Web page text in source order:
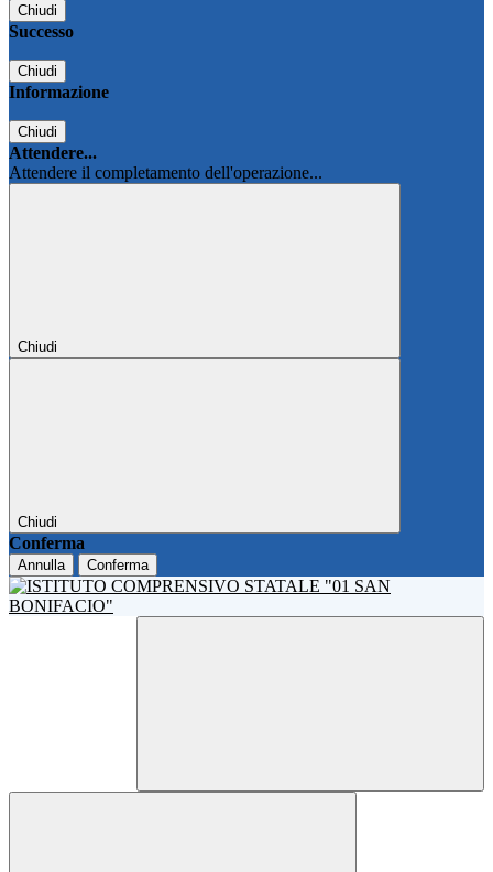
Chiudi
Successo
Chiudi
Informazione
Chiudi
Attendere...
Attendere il completamento dell'operazione...
Chiudi
Chiudi
Conferma
Annulla Conferma